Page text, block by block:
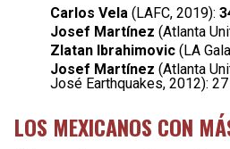
Carlos Vela (LAFC, 2019):
Josef Martínez (Atlanta
Zlatan Ibrahimovic (LA
Josef Martínez (Atlanta
José Earthquakes, 2012):
LOS MEXICANOS CON